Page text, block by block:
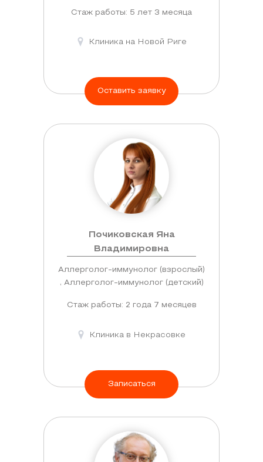
Стаж работы: 5 лет 3 месяца
Клиника на Новой Риге
Оставить заявку
Почиковская Яна
Владимировна
Аллерголог-иммунолог (взрослый)
, Аллерголог-иммунолог (детский)
Стаж работы: 2 года 7 месяцев
Клиника в Некрасовке
Записаться